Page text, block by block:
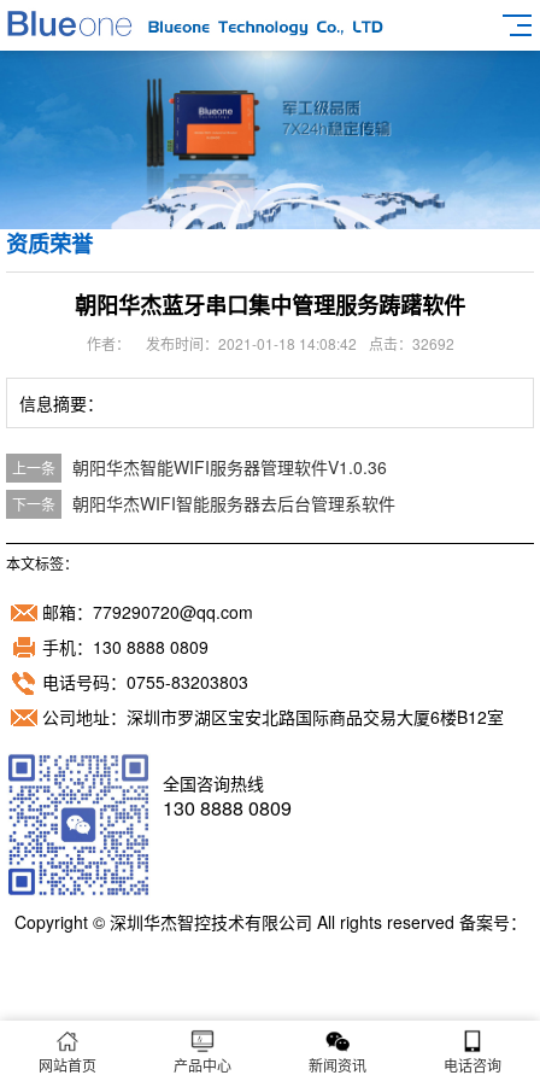
资质荣誉
朝阳华杰蓝牙串口集中管理服务踌躇软件
作者： 发布时间：2021-01-18 14:08:42 点击：32692
信息摘要：
上一条 朝阳华杰智能WIFI服务器管理软件V1.0.36
下一条 朝阳华杰WIFI智能服务器去后台管理系软件
本文标签：
邮箱：779290720@qq.com
手机：130 8888 0809
电话号码：0755-83203803
公司地址：深圳市罗湖区宝安北路国际商品交易大厦6楼B12室
全国咨询热线
130 8888 0809
Copyright © 深圳华杰智控技术有限公司 All rights reserved 备案号：
网站首页 产品中心 新闻资讯 电话咨询